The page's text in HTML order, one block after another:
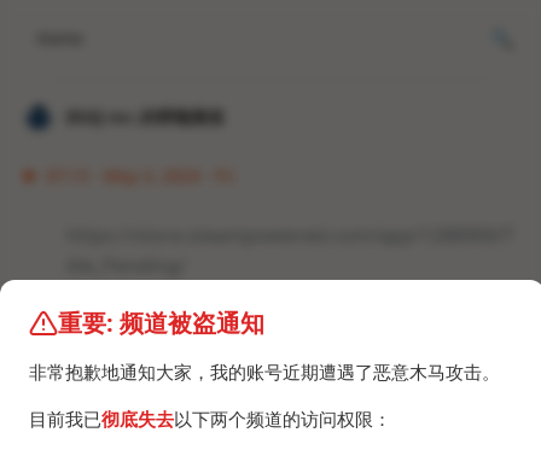
𝐙𝐆𝐐 ɪɴᴄ.的唠嗑频道
https://www.skidrowreloaded.com/title-pending-
发现宝藏了，和《史丹利的寓言》有点像，不过多剧
透。
重要: 频道被盗通知
非常抱歉地通知大家，我的账号近期遭遇了恶意木马攻击。
目前我已彻底失去以下两个频道的访问权限：